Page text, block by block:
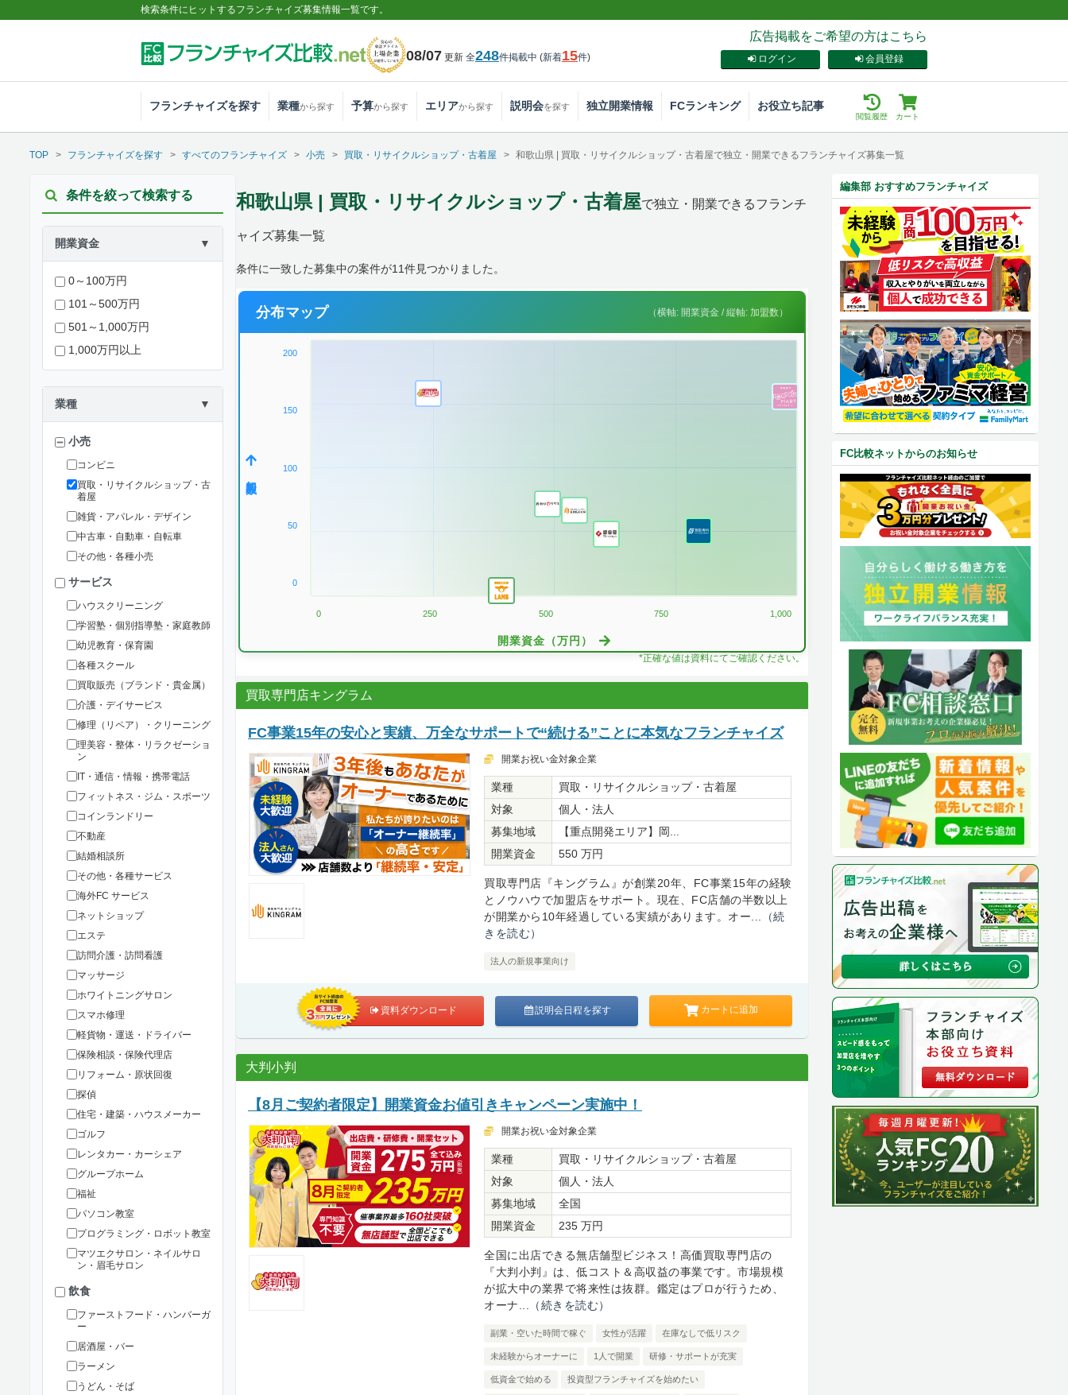
検索条件にヒットするフランチャイズ募集情報一覧です。
08/07 更新 全248件掲載中 (新着15件)
広告掲載をご希望の方はこちら
会員登録
ログイン
フランチャイズを探す 業種から探す 予算から探す エリアから探す 説明会を探す 独立開業情報 FCランキング お役立ち記事
カート
閲覧履歴
TOP フランチャイズを探す すべてのフランチャイズ 小売 買取・リサイクルショップ・古着屋 和歌山県 | 買取・リサイクルショップ・古着屋で独立・開業できるフランチャイズ募集一覧
条件を絞って検索する
開業資金 ▼
0～100万円
101～500万円
501～1,000万円
1,000万円以上
業種 ▼
小売
コンビニ
買取・リサイクルショップ・古
着屋
雑貨・アパレル・デザイン
中古車・自動車・自転車
その他・各種小売
サービス
ハウスクリーニング
学習塾・個別指導塾・家庭教師
幼児教育・保育園
各種スクール
買取販売（ブランド・貴金属）
介護・デイサービス
修理（リペア）・クリーニング
理美容・整体・リラクゼーショ
ン
IT・通信・情報・携帯電話
フィットネス・ジム・スポーツ
コインランドリー
不動産
結婚相談所
その他・各種サービス
海外FC サービス
ネットショップ
エステ
訪問介護・訪問看護
マッサージ
ホワイトニングサロン
スマホ修理
軽貨物・運送・ドライバー
保険相談・保険代理店
リフォーム・原状回復
探偵
住宅・建築・ハウスメーカー
ゴルフ
レンタカー・カーシェア
グループホーム
福祉
パソコン教室
プログラミング・ロボット教室
マツエクサロン・ネイルサロ
ン・眉毛サロン
飲食
ファーストフード・ハンバーガ
ー
居酒屋・バー
ラーメン
うどん・そば
和歌山県 | 買取・リサイクルショップ・古着屋で独立・開業できるフランチ
ャイズ募集一覧
条件に一致した募集中の案件が11件見つかりました。
分布マップ （横軸: 開業資金 / 縦軸: 加盟数）
200
150
100
50
0
0 250 500 750 1,000
開業資金（万円）
*正確な値は資料にてご確認ください。
買取専門店キングラム
FC事業15年の安心と実績、万全なサポートで“続ける”ことに本気なフランチャイズ
開業お祝い金対象企業
業種
買取・リサイクルショップ・古着屋
対象
個人・法人
募集地域
【重点開発エリア】岡...
開業資金
550 万円
買取専門店『キングラム』が創業20年、FC事業15年の経験
とノウハウで加盟店をサポート。現在、FC店舗の半数以上
が開業から10年経過している実績があります。オー...
（続
きを読む）
法人の新規事業向け
資料ダウンロード 説明会日程を探す カートに追加
大判小判
【8月ご契約者限定】開業資金お値引きキャンペーン実施中！
開業お祝い金対象企業
業種
買取・リサイクルショップ・古着屋
対象
個人・法人
募集地域
全国
開業資金
235 万円
全国に出店できる無店舗型ビジネス！高価買取専門店の
『大判小判』は、低コスト＆高収益の事業です。市場規模
が拡大中の業界で将来性は抜群。鑑定はプロが行うため、
オーナ...
（続きを読む）
副業・空いた時間で稼ぐ 女性が活躍 在庫なしで低リスク
未経験からオーナーに 1人で開業 研修・サポートが充実
低資金で始める 投資型フランチャイズを始めたい
編集部 おすすめフランチャイズ
FC比較ネットからのお知らせ